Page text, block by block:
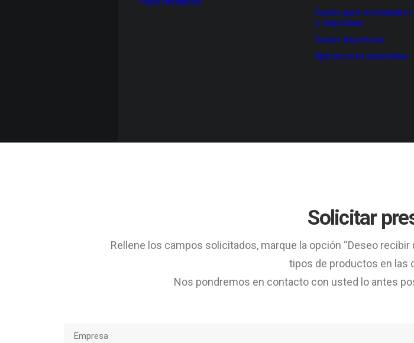
Suelos para actividades
o deportivas
Suelos deportivos
Aplicaciones especiales
Solicitar
Rellene los campos solicitados, marque la opción “Deseo
tipos de productos en las
Nos pondremos en contacto con usted lo antes